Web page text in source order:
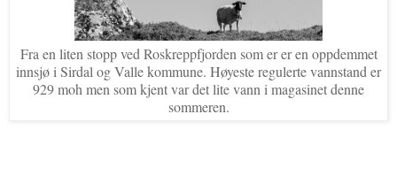
Fra en liten stopp ved Roskreppfjorden som er er en oppdemmet
innsjø i Sirdal og Valle kommune. Høyeste regulerte vannstand er
929 moh men som kjent var det lite vann i magasinet denne
sommeren.